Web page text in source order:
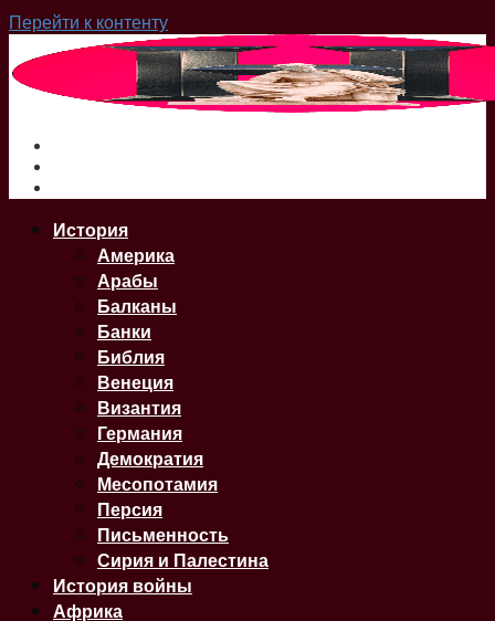
Перейти к контенту
История
Америка
Арабы
Балканы
Банки
Библия
Венеция
Византия
Германия
Демократия
Месопотамия
Персия
Письменность
Сирия и Палестина
История войны
Африка